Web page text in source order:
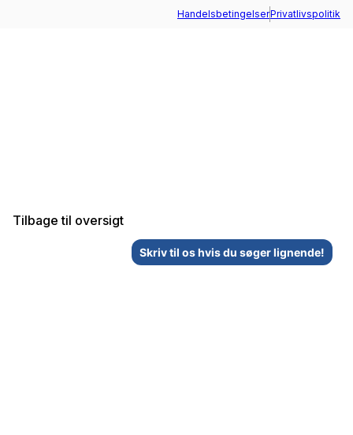
HandelsbetingelserPrivatlivspolitik
Tilbage til oversigt
Skriv til os hvis du søger lignende!